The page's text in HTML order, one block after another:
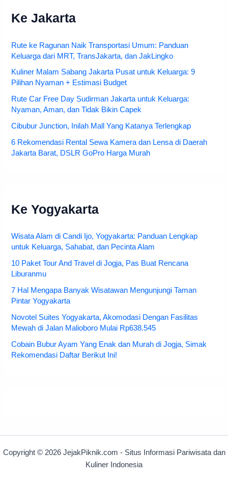
Ke Jakarta
Rute ke Ragunan Naik Transportasi Umum: Panduan
Keluarga dari MRT, TransJakarta, dan JakLingko
Kuliner Malam Sabang Jakarta Pusat untuk Keluarga: 9
Pilihan Nyaman + Estimasi Budget
Rute Car Free Day Sudirman Jakarta untuk Keluarga:
Nyaman, Aman, dan Tidak Bikin Capek
Cibubur Junction, Inilah Mall Yang Katanya Terlengkap
6 Rekomendasi Rental Sewa Kamera dan Lensa di Daerah
Jakarta Barat, DSLR GoPro Harga Murah
Ke Yogyakarta
Wisata Alam di Candi Ijo, Yogyakarta: Panduan Lengkap
untuk Keluarga, Sahabat, dan Pecinta Alam
10 Paket Tour And Travel di Jogja, Pas Buat Rencana
Liburanmu
7 Hal Mengapa Banyak Wisatawan Mengunjungi Taman
Pintar Yogyakarta
Novotel Suites Yogyakarta, Akomodasi Dengan Fasilitas
Mewah di Jalan Malioboro Mulai Rp638.545
Cobain Bubur Ayam Yang Enak dan Murah di Jogja, Simak
Rekomendasi Daftar Berikut Ini!
Copyright © 2026 JejakPiknik.com - Situs Informasi Pariwisata dan
Kuliner Indonesia